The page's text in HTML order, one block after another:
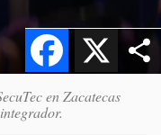
X
Facebook
en Zacatecas